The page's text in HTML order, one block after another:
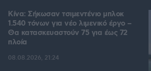
Κίνα: Σήκωσαν τσιμεντένιο μπλοκ
1.540 τόνων για νέο λιμενικό έργο –
Θα κατασκευαστούν 75 για έως 72
πλοία
08.08.2026, 21:24